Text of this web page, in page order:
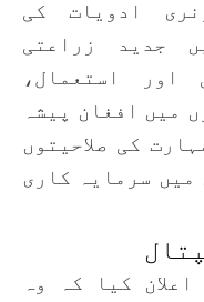
ادویات کی
جدید زراعتی
اور استعمال،
میں افغان پیشہ
کی صلاحیتوں
سرمایہ کاری
کیا کہ وہ